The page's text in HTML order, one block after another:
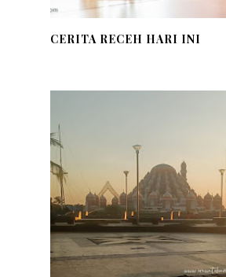
CERITA RECEH HARI INI